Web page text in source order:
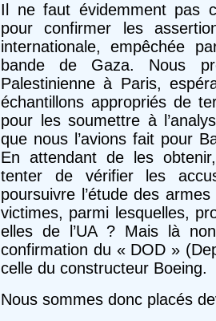
Il ne faut évidemment pas
pour confirmer les
internationale, empêchée
bande de Gaza. Nous
Palestinienne à Paris,
échantillons appropriés de
pour les soumettre à
que nous l’avions fait pour
En attendant de les
tenter de vérifier les
poursuivre l’étude des
victimes, parmi lesquelles,
elles de l’UA ? Mais là
confirmation du « DOD »
celle du constructeur Boeing.
Nous sommes donc placés